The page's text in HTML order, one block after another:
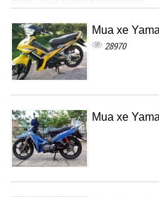
Mua xe
28970
Mua xe